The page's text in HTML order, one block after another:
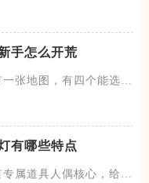
手怎么开荒
张地图，有四个能选择
有哪些特点
属道具人偶核心，给予